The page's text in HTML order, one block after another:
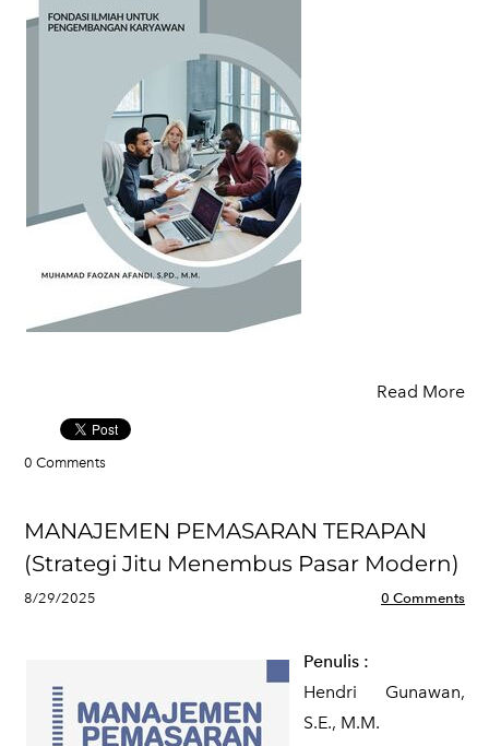
Read More
0 Comments
MANAJEMEN PEMASARAN TERAPAN
(Strategi Jitu Menembus Pasar Modern)
8/29/2025 0 Comments
Penulis :
Hendri Gunawan,
S.E., M.M.